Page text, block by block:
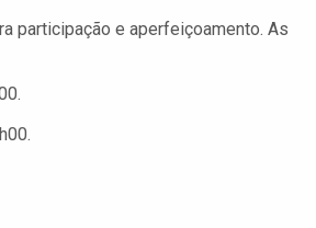
participação e aperfeiçoamento. As